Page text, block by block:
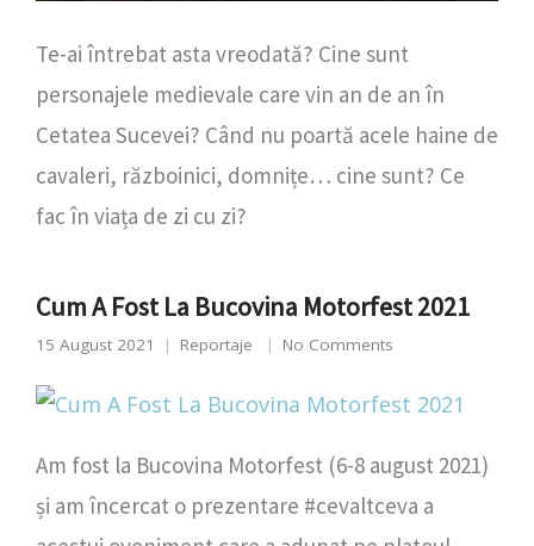
Te-ai întrebat asta vreodată? Cine sunt
personajele medievale care vin an de an în
Cetatea Sucevei? Când nu poartă acele haine de
cavaleri, războinici, domnițe… cine sunt? Ce
fac în viața de zi cu zi?
Cum A Fost La Bucovina Motorfest 2021
15 August 2021 Reportaje No Comments
Am fost la Bucovina Motorfest (6-8 august 2021)
și am încercat o prezentare #cevaltceva a